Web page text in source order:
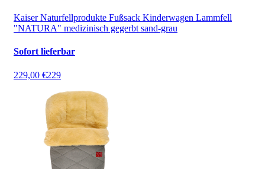
Kaiser Naturfellprodukte Fußsack Kinderwagen Lammfell
"NATURA" medizinisch gegerbt sand-grau
Sofort lieferbar
229,00 €229